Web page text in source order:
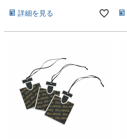
詳細を見る